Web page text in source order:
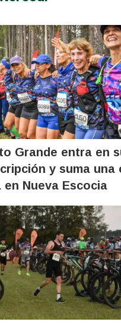
Grande entra en
y suma una
Nueva Escocia